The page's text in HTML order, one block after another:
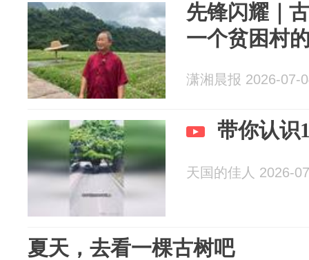
先锋闪耀｜
一个贫困村
潇湘晨报 2026-07-
带你认识
天国的佳人 2026-
夏天，去看一棵古树吧